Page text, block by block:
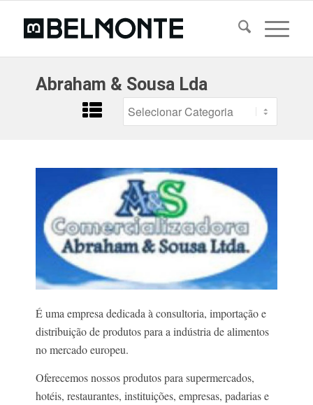
Abraham & Sousa Lda
É uma empresa dedicada à consultoria, importação e
distribuição de produtos para a indústria de alimentos
no mercado europeu.
Oferecemos nossos produtos para supermercados,
hotéis, restaurantes, instituições, empresas, padarias e